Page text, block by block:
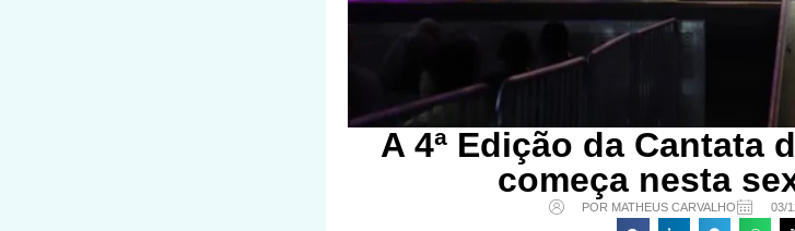
A 4ª Edição da Cantata
começa nesta
POR MATHEUS CARVALHO 03/